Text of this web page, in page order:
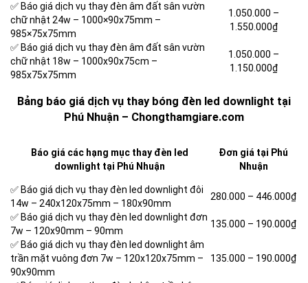
✅ Báo giá dịch vụ thay đèn âm đất sân vườn
chữ nhật 24w – 1000×90x75mm –
985×75x75mm
1.050.000 –
1.550.000₫
✅ Báo giá dịch vụ thay đèn âm đất sân vườn
chữ nhật 18w – 1000x90x75cm –
985x75x75mm
1.050.000 –
1.150.000₫
Bảng báo giá dịch vụ thay bóng đèn led downlight tại
Phú Nhuận – Chongthamgiare.com
Báo giá các hạng mục thay đèn led
downlight tại Phú Nhuận
Đơn giá tại Phú
Nhuận
✅ Báo giá dịch vụ thay đèn led downlight đôi
14w – 240x120x75mm – 180x90mm
280.000 – 446.000₫
✅ Báo giá dịch vụ thay đèn led downlight đơn
7w – 120x90mm – 90mm
135.000 – 190.000₫
✅ Báo giá dịch vụ thay đèn led downlight âm
trần mặt vuông đơn 7w – 120x120x75mm –
90x90mm
135.000 – 190.000₫